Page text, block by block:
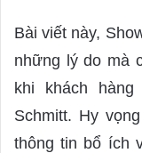
Bài viết này,
những lý do mà
khi khách
Schmitt. Hy
thông tin bổ ích